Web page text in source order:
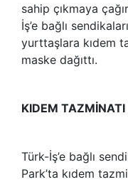
sahip çıkmaya
İş’e bağlı
yurttaşlara kıdem
maske dağıttı.
KIDEM
Türk-İş’e bağlı
Park’ta kıdem